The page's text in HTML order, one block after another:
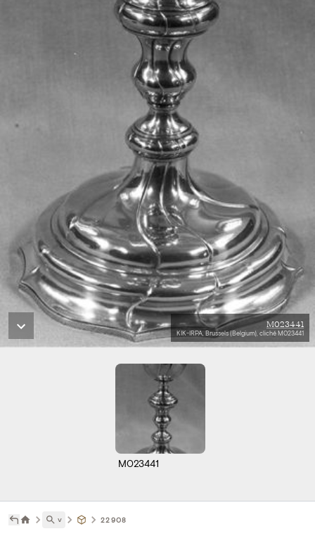
M023441
KIK-IRPA, Brussels (Belgium), cliché M023441
M023441
˅ 22908